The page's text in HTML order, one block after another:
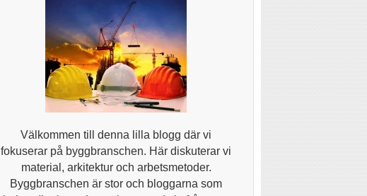
Välkommen till denna lilla blogg där vi
fokuserar på byggbranschen. Här diskuterar vi
material, arkitektur och arbetsmetoder.
Byggbranschen är stor och bloggarna som